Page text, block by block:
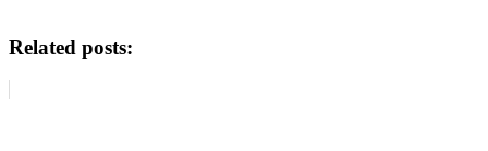
Related posts: